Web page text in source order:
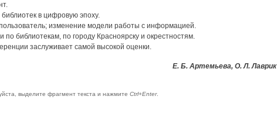
в цифровую эпоху.
изменение модели работы с информацией.
по библиотекам, по городу Красноярску и окрестностям.
заслуживает самой высокой оценки.
Е. Б. Артемьева, О. Л. Лаврик
выделите фрагмент текста и нажмите Ctrl+Enter.